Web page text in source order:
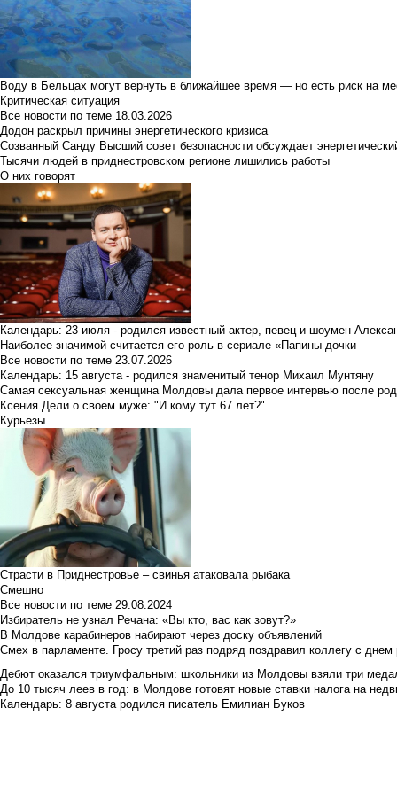
Воду в Бельцах могут вернуть в ближайшее время — но есть риск на
Критическая ситуация
Все новости по теме 18.03.2026
Додон раскрыл причины энергетического кризиса
Созванный Санду Высший совет безопасности обсуждает
Тысячи людей в приднестровском регионе лишились работы
О них говорят
Календарь: 23 июля - родился известный актер, певец и шоумен
Наиболее значимой считается его роль в сериале «Папины дочки
Все новости по теме 23.07.2026
Календарь: 15 августа - родился знаменитый тенор Михаил Мунтяну
Самая сексуальная женщина Молдовы дала первое интервью после
Ксения Дели о своем муже: "И кому тут 67 лет?"
Курьезы
Страсти в Приднестровье – свинья атаковала рыбака
Смешно
Все новости по теме 29.08.2024
Избиратель не узнал Речана: «Вы кто, вас как зовут?»
В Молдове карабинеров набирают через доску объявлений
Смех в парламенте. Гросу третий раз подряд поздравил коллегу с
Дебют оказался триумфальным: школьники из Молдовы взяли три
До 10 тысяч леев в год: в Молдове готовят новые ставки налога на
Календарь: 8 августа родился писатель Емилиан Буков